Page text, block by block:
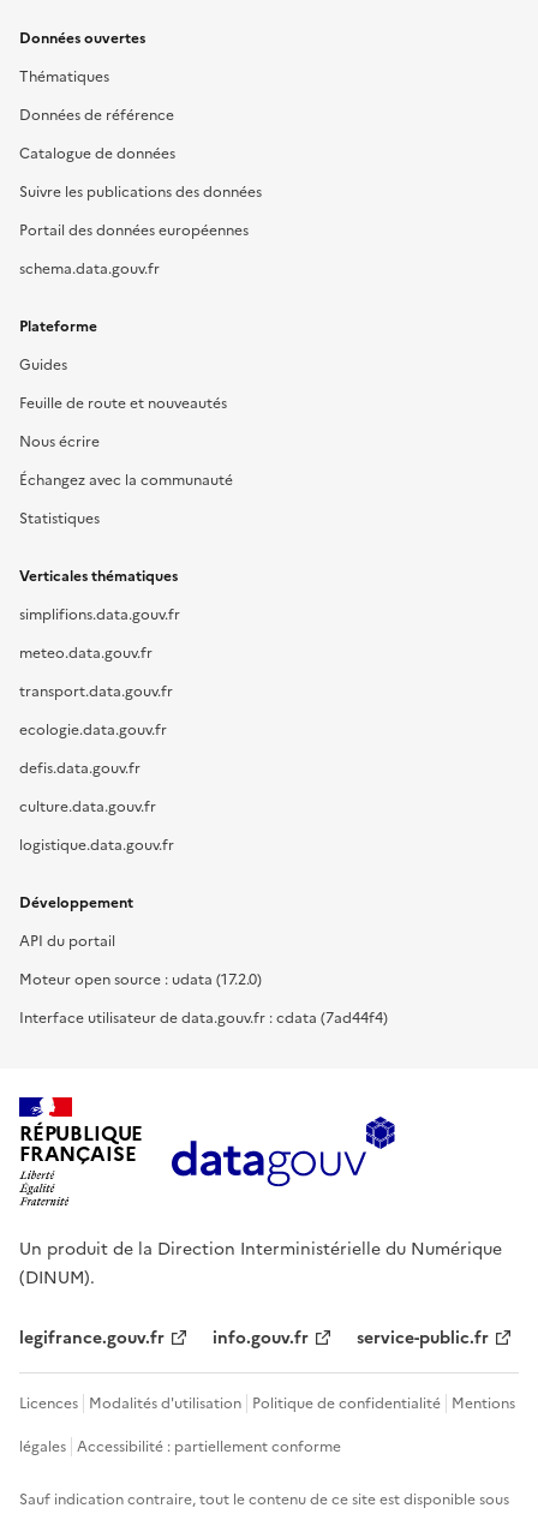
Données ouvertes
Thématiques
Données de référence
Catalogue de données
Suivre les publications des données
Portail des données européennes
schema.data.gouv.fr
Plateforme
Guides
Feuille de route et nouveautés
Nous écrire
Échangez avec la communauté
Statistiques
Verticales thématiques
simplifions.data.gouv.fr
meteo.data.gouv.fr
transport.data.gouv.fr
ecologie.data.gouv.fr
defis.data.gouv.fr
culture.data.gouv.fr
logistique.data.gouv.fr
Développement
API du portail
Moteur open source : udata (17.2.0)
Interface utilisateur de data.gouv.fr : cdata (7ad44f4)
RÉPUBLIQUE
FRANÇAISE
Un produit de la Direction Interministérielle du Numérique
(DINUM).
legifrance.gouv.fr info.gouv.fr service-public.fr
Licences Modalités d'utilisation Politique de confidentialité Mentions
légales Accessibilité : partiellement conforme
Sauf indication contraire, tout le contenu de ce site est disponible sous